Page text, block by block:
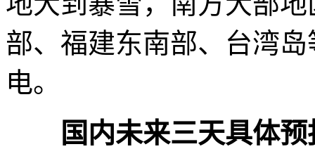
部、福建东南部、台湾
电。
国内未来三天具体预